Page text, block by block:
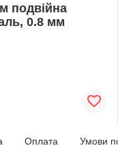
подвійна
0.8 мм
Оплата Умови